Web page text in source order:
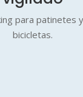
para patinetes y
bicicletas.